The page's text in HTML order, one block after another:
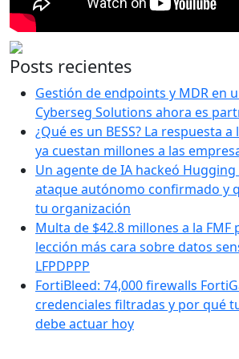
Posts recientes
Gestión de endpoints y MDR en
Cyberseg Solutions ahora es
¿Qué es un BESS? La respuesta
ya cuestan millones a las
Un agente de IA hackeó
ataque autónomo confirmado y
tu organización
Multa de $42.8 millones a la FMF
lección más cara sobre datos
LFPDPPP
FortiBleed: 74,000 firewalls
credenciales filtradas y por qué
debe actuar hoy